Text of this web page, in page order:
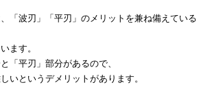
、「波刃」「平刃」のメリットを兼ね備えている
ます。
「平刃」部分があるので、
いというデメリットがあります。